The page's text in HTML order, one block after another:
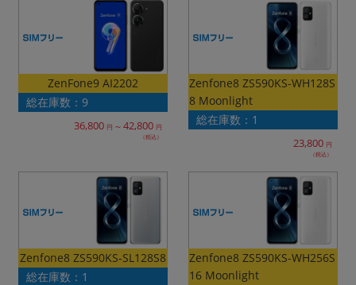
ZenFone9 AI2202
総在庫数：9
36,800 円 ～ 42,800 円
（税込）
Zenfone8 ZS590KS-WH128S
8 Moonlight
総在庫数：1
23,800 円
（税込）
Zenfone8 ZS590KS-SL128S8
総在庫数：1
Zenfone8 ZS590KS-WH256S
16 Moonlight
商品シリーズ名・ブランド名の絞り込み。
「iPhone」「Xperia」「Galaxy」など
メーカー
製造、販売メーカーの絞り込み
「Apple」「SONY」「SHARP」など
「5G対応」「防水」「ワンセグ」など
ドライブの絞り込み
ランク
商品状態の絞り込み
「新品」「未使用」「中古」など